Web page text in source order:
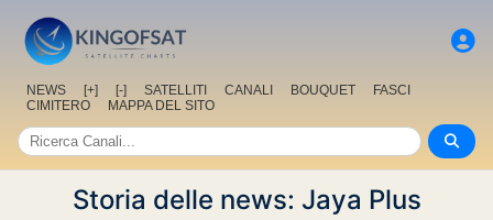
NEWS [+] [-] SATELLITI CANALI BOUQUET
FASCI
CIMITERO
MAPPA DEL SITO
Storia delle news: Jaya Plus